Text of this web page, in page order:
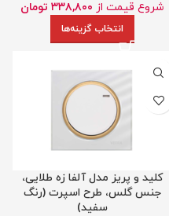
شروع قیمت از ۳۳۸,۸۰۰ تومان
انتخاب گزینه‌ها
کلید و پریز مدل آلفا زه طلایی،
جنس گلس، طرح اسپرت (رنگ
سفید)